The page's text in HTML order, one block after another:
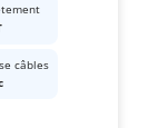
câbles